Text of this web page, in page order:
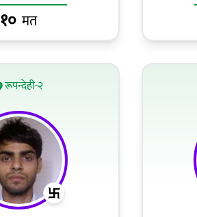
१० मत
रूपन्देही-२